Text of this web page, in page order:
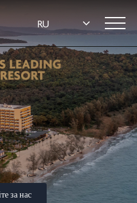
за нас